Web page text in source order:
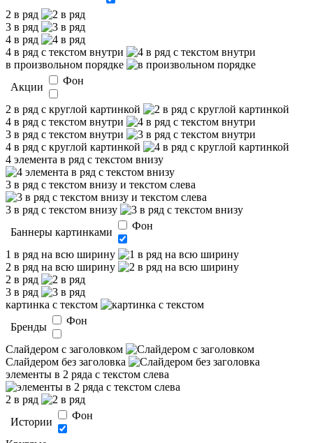
2 в ряд
3 в ряд
4 в ряд
4 в ряд с текстом внутри
в произвольном порядке
Акции
Фон
2 в ряд с круглой картинкой
4 в ряд с текстом внутри
3 в ряд с текстом внутри
4 в ряд с круглой картинкой
4 элемента в ряд с текстом внизу
3 в ряд с текстом внизу и текстом слева
3 в ряд с текстом внизу
Баннеры картинками
Фон
1 в ряд на всю ширину
2 в ряд на всю ширину
2 в ряд
3 в ряд
картинка с текстом
Бренды
Фон
Слайдером c заголовком
Слайдером без заголовка
элементы в 2 ряда с текстом слева
2 в ряд
Истории
Фон